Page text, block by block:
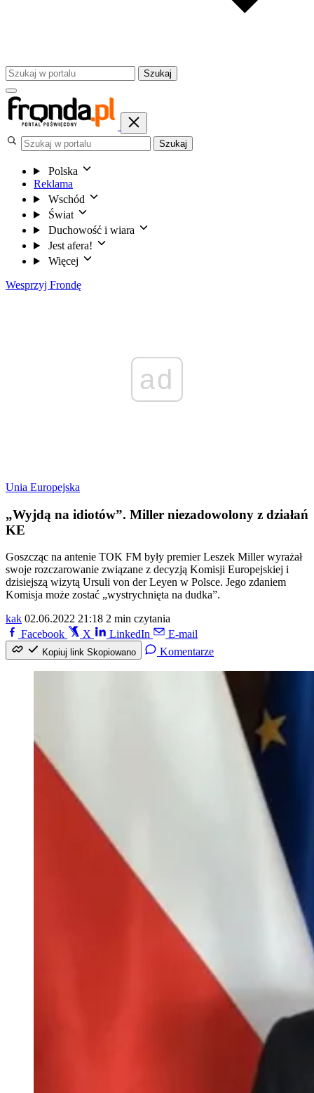
Szukaj
Szukaj
Polska
Reklama
Wschód
Świat
Duchowość i wiara
Jest afera!
Więcej
Wesprzyj Frondę
ad
Unia Europejska
„Wyjdą na idiotów”. Miller niezadowolony z działań
KE
Goszcząc na antenie TOK FM były premier Leszek Miller wyrażał
swoje rozczarowanie związane z decyzją Komisji Europejskiej i
dzisiejszą wizytą Ursuli von der Leyen w Polsce. Jego zdaniem
Komisja może zostać „wystrychnięta na dudka”.
kak 02.06.2022 21:18 2 min czytania
Facebook
X LinkedIn E-mail
Kopiuj link Skopiowano Komentarze